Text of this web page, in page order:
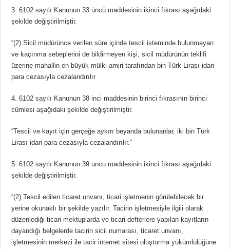
3. 6102 sayılı Kanunun 33 üncü maddesinin ikinci fıkrası aşağıdaki
şekilde değiştirilmiştir.
“(2) Sicil müdürünce verilen süre içinde tescil isteminde bulunmayan
ve kaçınma sebeplerini de bildirmeyen kişi, sicil müdürünün teklifi
üzerine mahallin en büyük mülki amiri tarafından bin Türk Lirası idari
para cezasıyla cezalandırılır
4. 6102 sayılı Kanunun 38 inci maddesinin birinci fıkrasının birinci
cümlesi aşağıdaki şekilde değiştirilmiştir.
“Tescil ve kayıt için gerçeğe aykırı beyanda bulunanlar, iki bin Türk
Lirası idari para cezasıyla cezalandırılır.”
5. 6102 sayılı Kanunun 39 uncu maddesinin ikinci fıkrası aşağıdaki
şekilde değiştirilmiştir.
“(2) Tescil edilen ticaret unvanı, ticari işletmenin görülebilecek bir
yerine okunaklı bir şekilde yazılır. Tacirin işletmesiyle ilgili olarak
düzenlediği ticari mektuplarda ve ticari defterlere yapılan kayıtların
dayandığı belgelerde tacirin sicil numarası, ticaret unvanı,
işletmesinin merkezi ile tacir internet sitesi oluşturma yükümlülüğüne